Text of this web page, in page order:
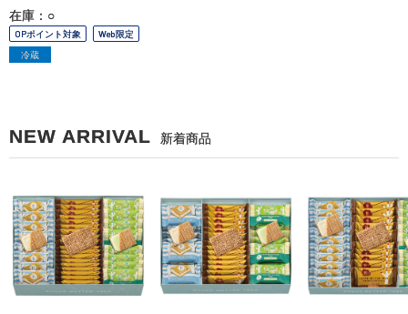
在庫：○
OPポイント対象
Web限定
冷蔵
NEW ARRIVAL 新着商品